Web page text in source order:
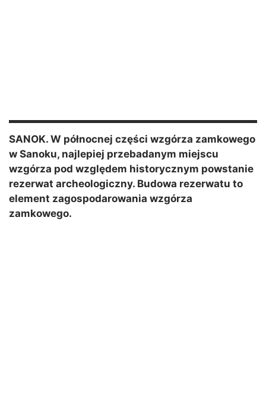
SANOK. W północnej części wzgórza zamkowego
w Sanoku, najlepiej przebadanym miejscu
wzgórza pod względem historycznym powstanie
rezerwat archeologiczny. Budowa rezerwatu to
element zagospodarowania wzgórza
zamkowego.